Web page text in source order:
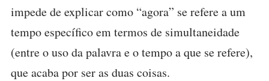
impede de explicar como “agora” se refere a um
tempo específico em termos de simultaneidade
(entre o uso da palavra e o tempo a que se refere),
que acaba por ser as duas coisas.